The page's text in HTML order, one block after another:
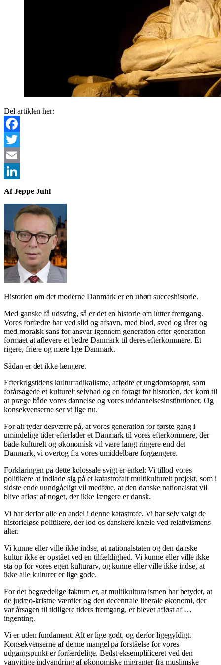
Del artiklen her:
Facebook
Twitter
Email
LinkedIn
Af Jeppe Juhl
Historien om det moderne Danmark er en uhørt succeshistorie.
Med ganske få udsving, så er det en historie om lutter fremgang.
Vores forfædre har ved slid og afsavn, med blod, sved og tårer og
med moralsk sans for ansvar igennem generation efter generation
formået at aflevere et bedre Danmark til deres efterkommere. Et
rigere, friere og mere lige Danmark.
Sådan er det ikke længere.
Efterkrigstidens kulturradikalisme, affødte et ungdomsoprør, som
forårsagede et kulturelt selvhad og en foragt for historien, der kom til
at præge både vores dannelse og vores uddannelsesinstitutioner. Og
konsekvenserne ser vi lige nu.
For alt tyder desværre på, at vores generation for første gang i
umindelige tider efterlader et Danmark til vores efterkommere, der
både kulturelt og økonomisk vil være langt ringere end det
Danmark, vi overtog fra vores umiddelbare forgængere.
Forklaringen på dette kolossale svigt er enkel: Vi tillod vores
politikere at indlade sig på et katastrofalt multikulturelt projekt, som i
sidste ende uundgåeligt vil medføre, at den danske nationalstat vil
blive afløst af noget, der ikke længere er dansk.
Vi har derfor alle en andel i denne katastrofe. Vi har selv valgt de
historieløse politikere, der lod os danskere knæle ved relativismens
alter.
Vi kunne eller ville ikke indse, at nationalstaten og den danske
kultur ikke er opstået ved en tilfældighed. Vi kunne eller ville ikke
stå op for vores egen kulturarv, og kunne eller ville ikke indse, at
ikke alle kulturer er lige gode.
For det begrædelige faktum er, at multikulturalismen har betydet, at
de judæo-kristne værdier og den decentrale liberale økonomi, der
var årsagen til tidligere tiders fremgang, er blevet afløst af …
ingenting.
Vi er uden fundament. Alt er lige godt, og derfor ligegyldigt.
Konsekvenserne af denne mangel på forståelse for vores
udgangspunkt er forfærdelige. Bedst eksemplificeret ved den
vanvittige indvandring af økonomiske migranter fra muslimske